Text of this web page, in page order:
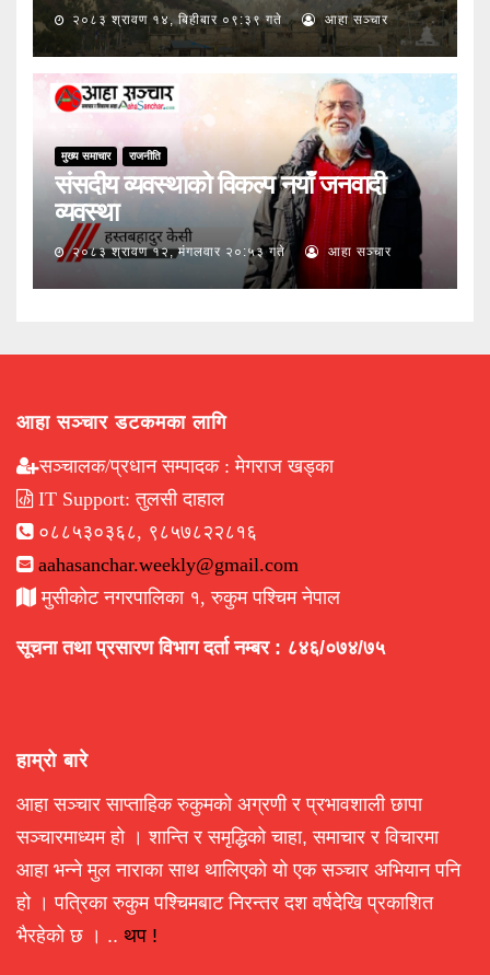
२०८३ श्रावण १४, बिहीबार ०९:३९ गते आहा सञ्चार
मुख्य समाचार राजनीति
संसदीय व्यवस्थाको विकल्प नयाँ जनवादी
व्यवस्था
२०८३ श्रावण १२, मंगलवार २०:५३ गते आहा सञ्चार
आहा सञ्चार डटकमका लागि
सञ्चालक/प्रधान सम्पादक : मेगराज खड्का
IT Support: तुलसी दाहाल
०८८५३०३६८, ९८५७८२२८१६
aahasanchar.weekly@gmail.com
मुसीकोट नगरपालिका १, रुकुम पश्चिम नेपाल
सूचना तथा प्रसारण विभाग दर्ता नम्बर : ८४६/०७४/७५
हाम्रो बारे
आहा सञ्चार साप्ताहिक रुकुमको अग्रणी र प्रभावशाली छापा
सञ्चारमाध्यम हो । शान्ति र समृद्धिको चाहा, समाचार र विचारमा
आहा भन्ने मुल नाराका साथ थालिएको यो एक सञ्चार अभियान पनि
हो । पत्रिका रुकुम पश्चिमबाट निरन्तर दश वर्षदेखि प्रकाशित
भैरहेको छ । .. थप !